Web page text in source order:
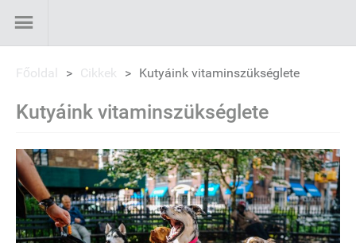
Főoldal > Cikkek > Kutyáink vitaminszükséglete
Kutyáink vitaminszükséglete